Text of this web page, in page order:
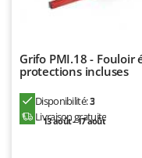
Worx
Yard Force
Z
Zanon
Zephir
Grifo PMI.18 - Fouloir
protections incluses
Disponibilité:3
Livraison gratuite
13 août - 17 août